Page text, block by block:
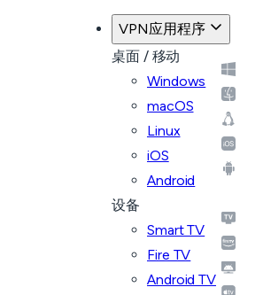
VPN应用程序
桌面 / 移动
Windows
macOS
Linux
iOS
Android
设备
Smart TV
Fire TV
Android TV